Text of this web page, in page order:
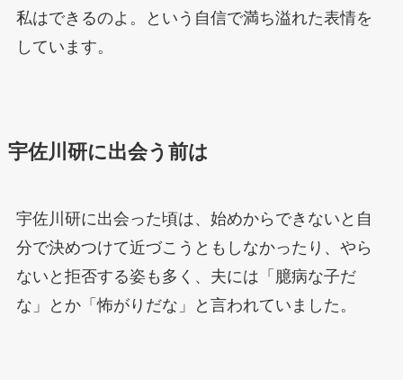
私はできるのよ。という自信で満ち溢れた表情を
しています。
宇佐川研に出会う前は
宇佐川研に出会った頃は、始めからできないと自
分で決めつけて近づこうともしなかったり、やら
ないと拒否する姿も多く、夫には「臆病な子だ
な」とか「怖がりだな」と言われていました。